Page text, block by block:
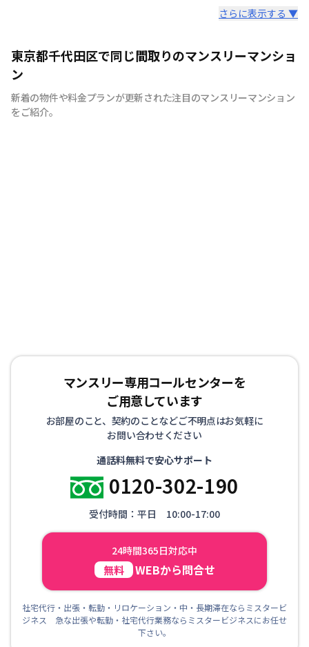
快適で安心な住まいをご提供。入居者様の住み心地と健康
を考え、専門部隊がお部屋を厳選！入居者満足度97％！
さらに表示する ▼
東京都千代田区で同じ間取りのマンスリーマンショ
ン
新着の物件や料金プランが更新された注目のマンスリーマンション
をご紹介。
マンスリー専用コールセンターを
ご用意しています
お部屋のこと、契約のことなどご不明点はお気軽に
お問い合わせください
通話料無料で安心サポート
0120-302-190
受付時間：平日 10:00-17:00
24時間365日対応中
無料 WEBから問合せ
社宅代行・出張・転勤・リロケーション・中・長期滞在ならミスタービ
ジネス 急な出張や転勤・社宅代行業務ならミスタービジネスにお任せ
下さい。